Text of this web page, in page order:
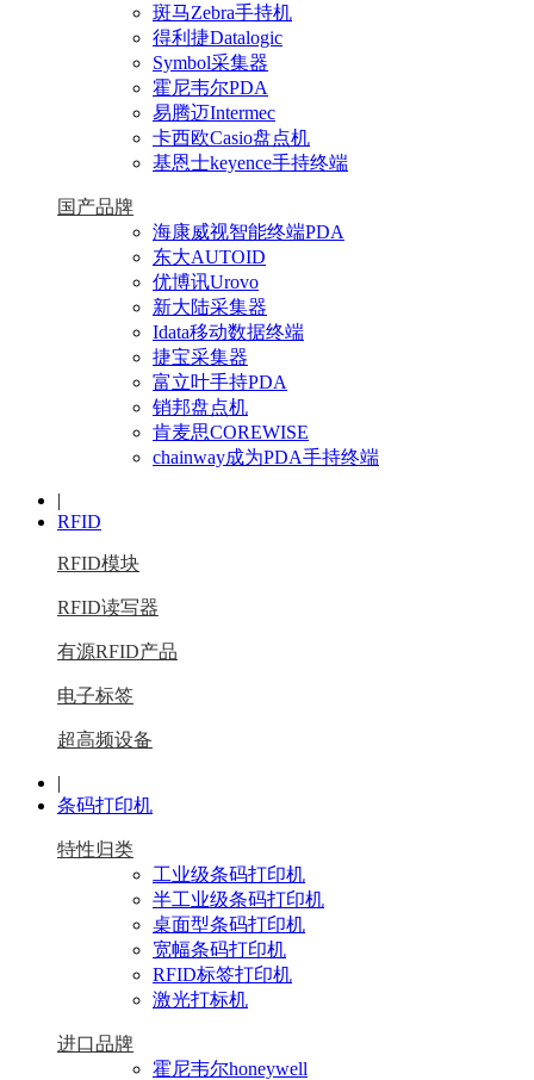
斑马Zebra手持机
得利捷Datalogic
Symbol采集器
霍尼韦尔PDA
易腾迈Intermec
卡西欧Casio盘点机
基恩士keyence手持终端
国产品牌
海康威视智能终端PDA
东大AUTOID
优博讯Urovo
新大陆采集器
Idata移动数据终端
捷宝采集器
富立叶手持PDA
销邦盘点机
肯麦思COREWISE
chainway成为PDA手持终端
|
RFID
RFID模块
RFID读写器
有源RFID产品
电子标签
超高频设备
|
条码打印机
特性归类
工业级条码打印机
半工业级条码打印机
桌面型条码打印机
宽幅条码打印机
RFID标签打印机
激光打标机
进口品牌
霍尼韦尔honeywell